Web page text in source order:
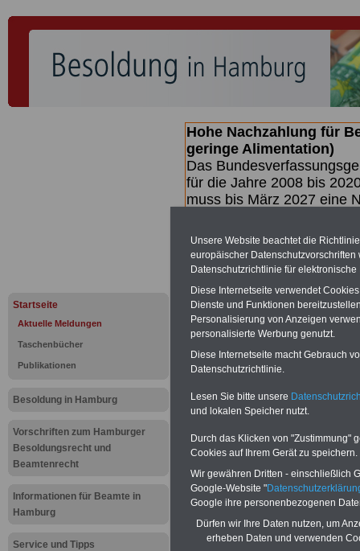
Startseite
Aktuelle Meldungen
Taschenbücher
Publikationen
Besoldung in Hamburg
Vorschriften zum Hamburger
Besoldungsrecht und
Beamtenrecht
Informationen für Beamte in
Hamburg
Service und Tipps
Hohe Nachzahlung für
geringe Alimentation)
Das
für die Jahre 2008 bis
muss bis März 2027 eine
(Beamte &
geben (Medienberichten
mind.3.000 und 13.000
Broschüre heraus, die
Gesetzentwurfs der
(wahrscheinlich im
Broschüre.
Meldung
Hamburg:
brauchen
Lernumfeld
Unsere Website beachtet die
europäischer
Datenschutzrichtlinie für
Diese Internetseite verwendet
Dienste und Funktionen
Personalisierung von Anzeigen
personalisierte Werbung genutzt.
Diese Internetseite macht Gebrauch
Datenschutzrichtlinie.
Lesen Sie bitte unsere
und lokalen Speicher nutzt.
Durch das Klicken von "Zustimmung"
Cookies auf Ihrem Gerät zu speichern.
Wir gewähren Dritten - einschließlich
Google-Website "
Google ihre personenbezogenen
Dürfen wir Ihre Daten nutzen, um
erheben Daten und verwenden